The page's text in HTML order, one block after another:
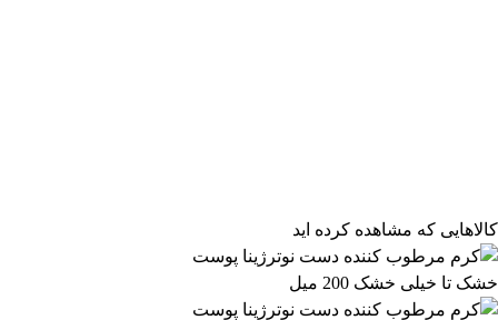
تومان
2,859,899 تومان
2,859,900 تومان
اعمال فیلتر قیمت
مرتب‌سازی محصولات
مرتب‌سازی:
پیش‌فرض محبوب‌ترین بالاترین امتیاز
گران‌ترین موجودها اول
کالاهایی که مشاهده کرده اید